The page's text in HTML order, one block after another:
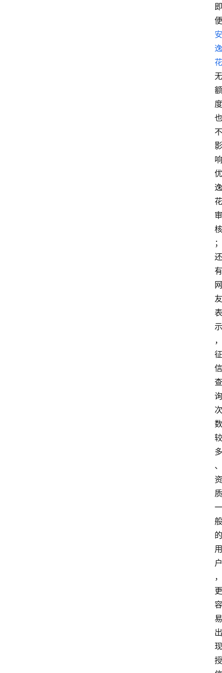
即
便
安
逸
花
无
额
度
也
不
影
响
优
逸
花
审
核
；
还
有
网
友
表
示
，
征
信
查
询
次
数
较
多
、
资
质
一
般
的
用
户
，
更
容
易
出
现
授